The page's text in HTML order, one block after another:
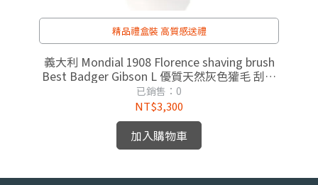
精品禮盒裝 高質感送禮
義大利 Mondial 1908 Florence shaving brush
Best Badger Gibson L 優質天然灰色獾毛 刮鬍
刷
已銷售：0
NT$3,300
加入購物車